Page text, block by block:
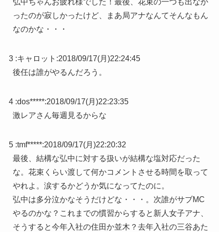
ったのが寂しかったけど、まあ局アナなんてそんなもん
なのかな・・・
3 :キャロット :2018/09/17(月)22:24:45
後任は誰がやるんだろう。
4 :dos*****:2018/09/17(月)22:23:35
激レアさん毎週見るからな
5 :tmf*****:2018/09/17(月)22:20:32
最後、結構な弘中に対する扱いが結構な塩対応だった
な。花束くらい渡して何かコメントさせる時間を取って
やれよ。涙するかどうか気になってたのに。
弘中は多分泣かなそうだけどな・・・。次誰がサブMC
やるのかな？これまでの慣習からすると新人女子アナ、
そうすると今年入社の住田か並木？去年入社の三谷あた